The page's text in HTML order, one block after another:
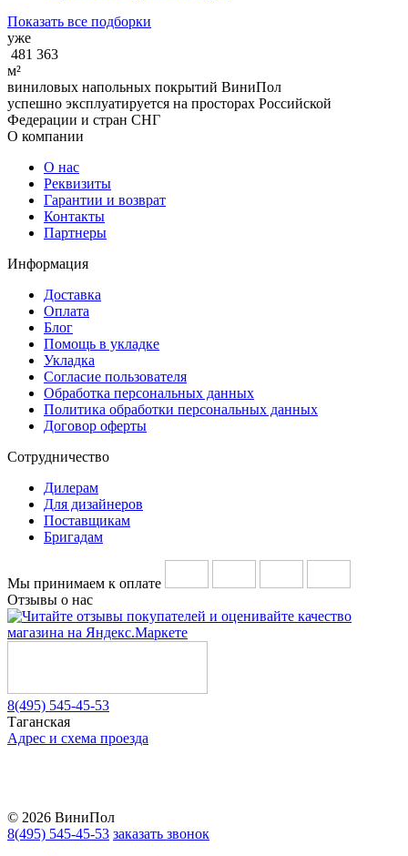
Показать все подборки
уже
481 363
м²
виниловых напольных покрытий ВиниПол
успешно эксплуатируется на просторах Российской
Федерации и стран СНГ
О компании
О нас
Реквизиты
Гарантии и возврат
Контакты
Партнеры
Информация
Доставка
Оплата
Блог
Помощь в укладке
Укладка
Согласие пользователя
Обработка персональных данных
Политика обработки персональных данных
Договор оферты
Сотрудничество
Дилерам
Для дизайнеров
Поставщикам
Бригадам
Мы принимаем к оплате
Отзывы о нас
8(495) 545-45-53
Таганская
Адрес и схема проезда
© 2026 ВиниПол
8(495) 545-45-53 заказать звонок